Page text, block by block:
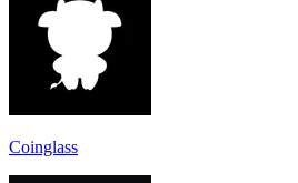
Coinglass